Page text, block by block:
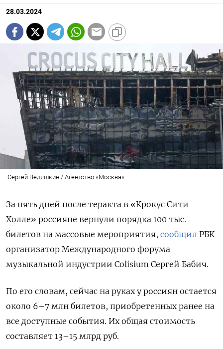
28.03.2024
Сергей Ведяшкин / Агентство «Москва»
За пять дней после теракта в «Крокус Сити
Холле» россияне вернули порядка 100 тыс.
билетов на массовые мероприятия, сообщил РБК
организатор Международного форума
музыкальной индустрии Colisium Сергей Бабич.
По его словам, сейчас на руках у россиян остается
около 6–7 млн билетов, приобретенных ранее на
все доступные события. Их общая стоимость
составляет 13–15 млрд руб.